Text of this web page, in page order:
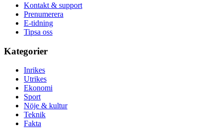
Kontakt & support
Prenumerera
E-tidning
Tipsa oss
Kategorier
Inrikes
Utrikes
Ekonomi
Sport
Nöje & kultur
Teknik
Fakta